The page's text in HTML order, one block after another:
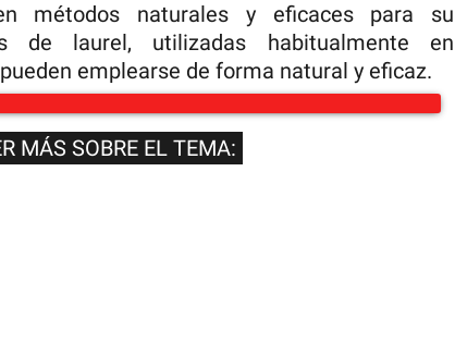
métodos naturales y eficaces para su
de laurel, utilizadas habitualmente en
emplearse de forma natural y eficaz.
MÁS SOBRE EL TEMA: